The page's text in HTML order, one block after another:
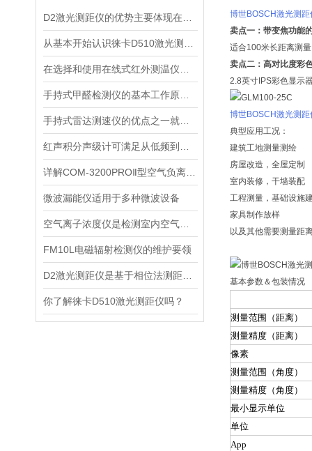
微波漏能仪适用于多种微波设备
FM10L电磁辐射检测仪的维护要领
你了解徕卡D510激光测距仪吗？
博世BOSCH激光测
卖点一：带变焦功能
适合100米长距离测
卖点二：高对比度彩
2.8英寸IPS彩色显示
博世BOSCH激光测
典型应用工况：
建筑工地测量测绘
房屋改造，全屋定制
室内装修，干墙装配
工程测量，基础设施
家具制作放样
以及其他需要测量距
基本参数＆包装情况
测量范围（距离）
测量精度（距离）
像素
测量范围（角度）
测量精度（角度）
最小显示单位
单位
App